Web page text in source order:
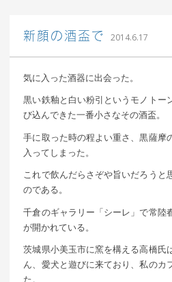
新顔の酒盃で 2014.6.17
気に入った酒器に出会った。
黒い鉄釉と白い粉引というモノトー
び込んできた一番小さなその酒盃。
手に取った時の程よい重さ、黒薩摩
入ってしまった。
これで飲んだらさぞや旨いだろうと
のである。
千倉のギャラリー「シーレ」で常陸
が開かれている。
茨城県小美玉市に窯を構える高橋氏
ん、愛犬と遊びに来ており、私のカ
た。